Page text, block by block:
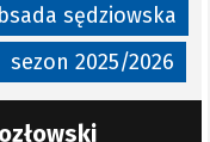
sędziowska
sezon 2025/2026